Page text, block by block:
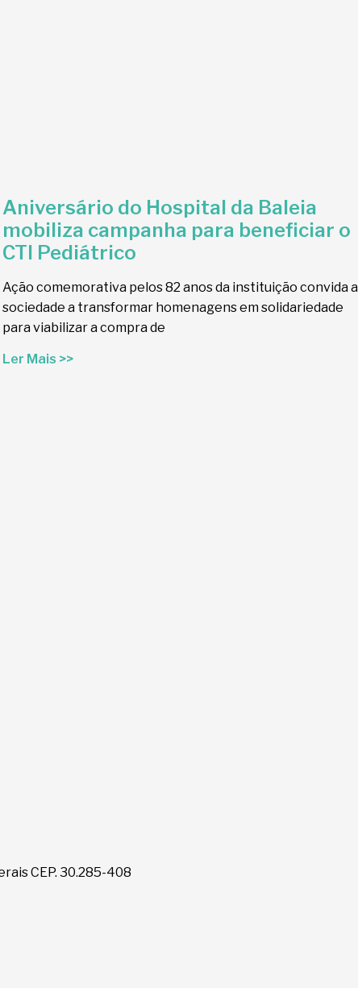
Aniversário do Hospital da Baleia
mobiliza campanha para beneficiar o
CTI Pediátrico
Ação comemorativa pelos 82 anos da instituição convida a
sociedade a transformar homenagens em solidariedade
para viabilizar a compra de
Ler Mais >>
CEP. 30.285-408